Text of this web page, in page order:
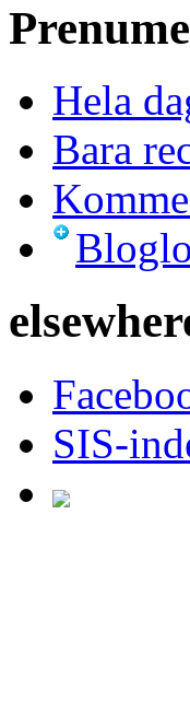
Hela
Bara
SIS-